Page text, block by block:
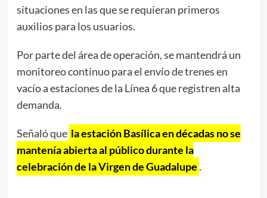
situaciones en las que se requieran primeros
auxilios para los usuarios.
Por parte del área de operación, se mantendrá un
monitoreo continuo para el envío de trenes en
vacío a estaciones de la Línea 6 que registren alta
demanda.
Señaló que la estación Basílica en décadas no se
mantenía abierta al público durante la
celebración de la Virgen de Guadalupe .